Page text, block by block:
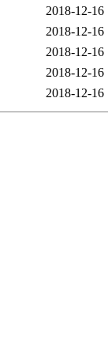
2018-12-16
2018-12-16
2018-12-16
2018-12-16
2018-12-16